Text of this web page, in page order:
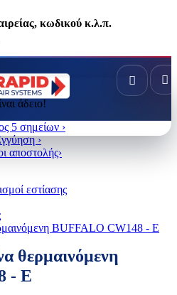
κωδικού κ.λ.π.
άδειο!
5 σημείων ›
›
αποστολής›
εστίασης
BUFFALO CW148 - Ε
θερμαινόμενη
- Ε